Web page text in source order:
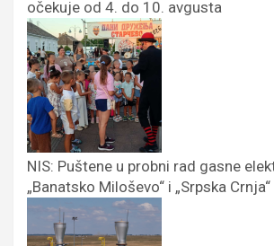
očekuje od 4. do 10. avgusta
NIS: Puštene u probni rad gasne
„Banatsko Miloševo“ i „Srpska Crnja“